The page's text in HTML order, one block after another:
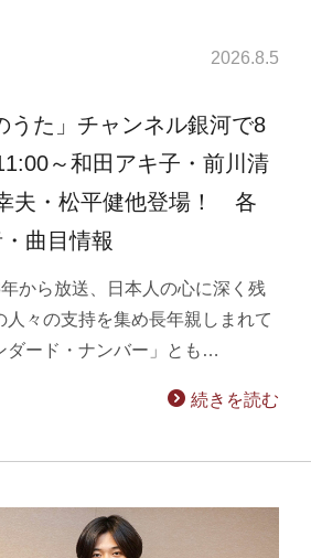
2026.8.5
うた」チャンネル銀河で8
～和田アキ子・前川清
夫・松平健他登場！ 各
曲目情報
から放送、日本人の心に深く残
人々の支持を集め長年親しまれて
ダード・ナンバー」とも…
続きを読む